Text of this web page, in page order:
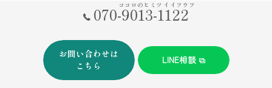
ライセンスと認可の確認方法
探偵社を選ぶ際には、まずその探偵社が適切なライセン
スと認可を受けているかを確認することが重要です。探
偵業法に基づき、探偵業務を行うには公安委員会からの
070-9013-1122
ココロのヒミツ イイフウフ
お問い合わせは
こちら
LINE相談